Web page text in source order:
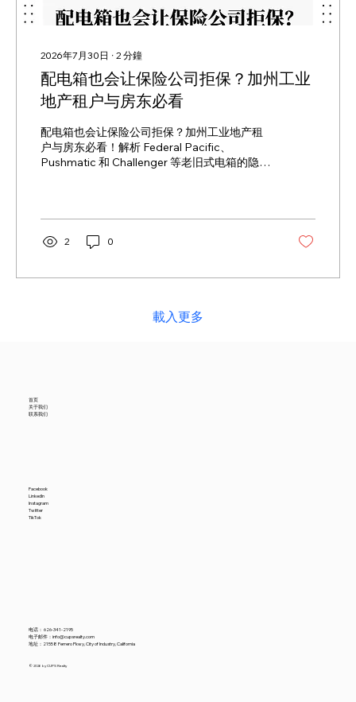
2026年7月30日 ∙ 2 分鐘
配电箱也会让保险公司拒保？加州工业
地产租户与房东必看
配电箱也会让保险公司拒保？加州工业地产租
户与房东必看！解析 Federal Pacific、
Pushmatic 和 Challenger 等老旧式电箱的隐
2 0
載入更多
© 2026 by CUPS Realty
电话： 626-341-2195
电子邮件： info@cupsrealty.com
地址：21558 Ferrero Pkwy, City of Industry, California
首页
关于我们
联系我们
Facebook
LinkedIn
Instagram
Twitter
TikTok